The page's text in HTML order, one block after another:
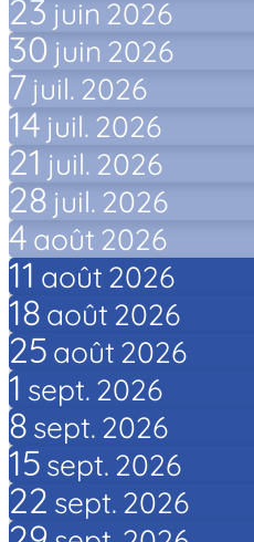
23 juin 2026
30 juin 2026
7 juil. 2026
14 juil. 2026
21 juil. 2026
28 juil. 2026
4 août 2026
11 août 2026
18 août 2026
25 août 2026
1 sept. 2026
8 sept. 2026
15 sept. 2026
22 sept. 2026